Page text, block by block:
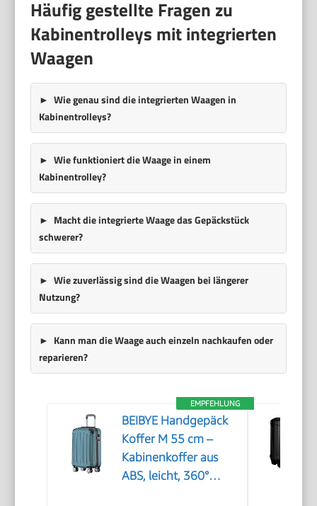
Häufig gestellte Fragen zu
Kabinentrolleys mit integrierten
Waagen
Wie genau sind die integrierten Waagen in
Kabinentrolleys?
Wie funktioniert die Waage in einem
Kabinentrolley?
Macht die integrierte Waage das Gepäckstück
schwerer?
Wie zuverlässig sind die Waagen bei längerer
Nutzung?
Kann man die Waage auch einzeln nachkaufen oder
reparieren?
EMPFEHLUNG
BEIBYE Handgepäck
Koffer M 55 cm –
Kabinenkoffer aus
ABS, leicht, 360°